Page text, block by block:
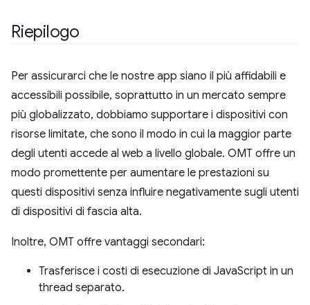
Riepilogo
Per assicurarci che le nostre app siano il più affidabili e
accessibili possibile, soprattutto in un mercato sempre
più globalizzato, dobbiamo supportare i dispositivi con
risorse limitate, che sono il modo in cui la maggior parte
degli utenti accede al web a livello globale. OMT offre un
modo promettente per aumentare le prestazioni su
questi dispositivi senza influire negativamente sugli utenti
di dispositivi di fascia alta.
Inoltre, OMT offre vantaggi secondari:
Trasferisce i costi di esecuzione di JavaScript in un
thread separato.